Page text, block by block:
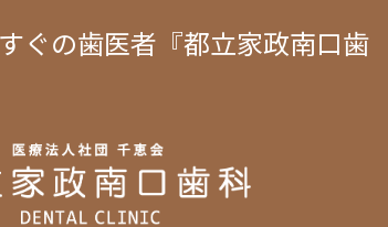
ぐの歯医者『都立家政南口歯